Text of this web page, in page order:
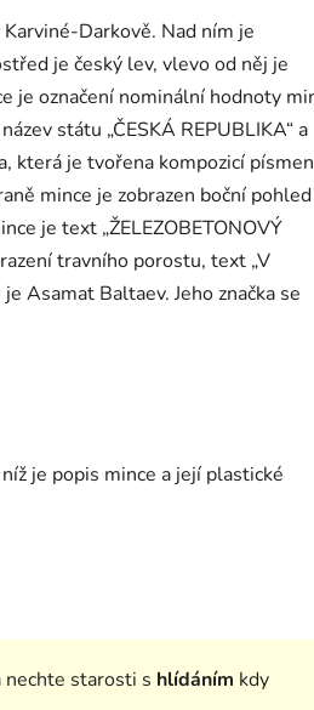
Darkově. Nad ním je
je český lev, vlevo od něj je
je označení nominální hodnoty
státu „ČESKÁ REPUBLIKA“ a
která je tvořena kompozicí písmen
mince je zobrazen boční
je text „ŽELEZOBETONOVÝ
travního porostu, text „V
Asamat Baltaev. Jeho značka se
je popis mince a její plastické
nechte starosti s hlídáním kdy